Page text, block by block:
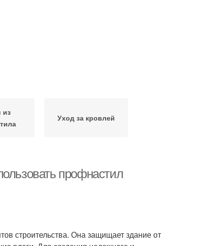
из
Уход за кровлей
профнастил
строительства. Она защищает здание от